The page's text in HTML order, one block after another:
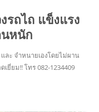
ถไถ แข็งแรง
หนัก
ละ จำหนายเองโดยไม่ผาน
ยี่ยม!! โทร 082-1234409